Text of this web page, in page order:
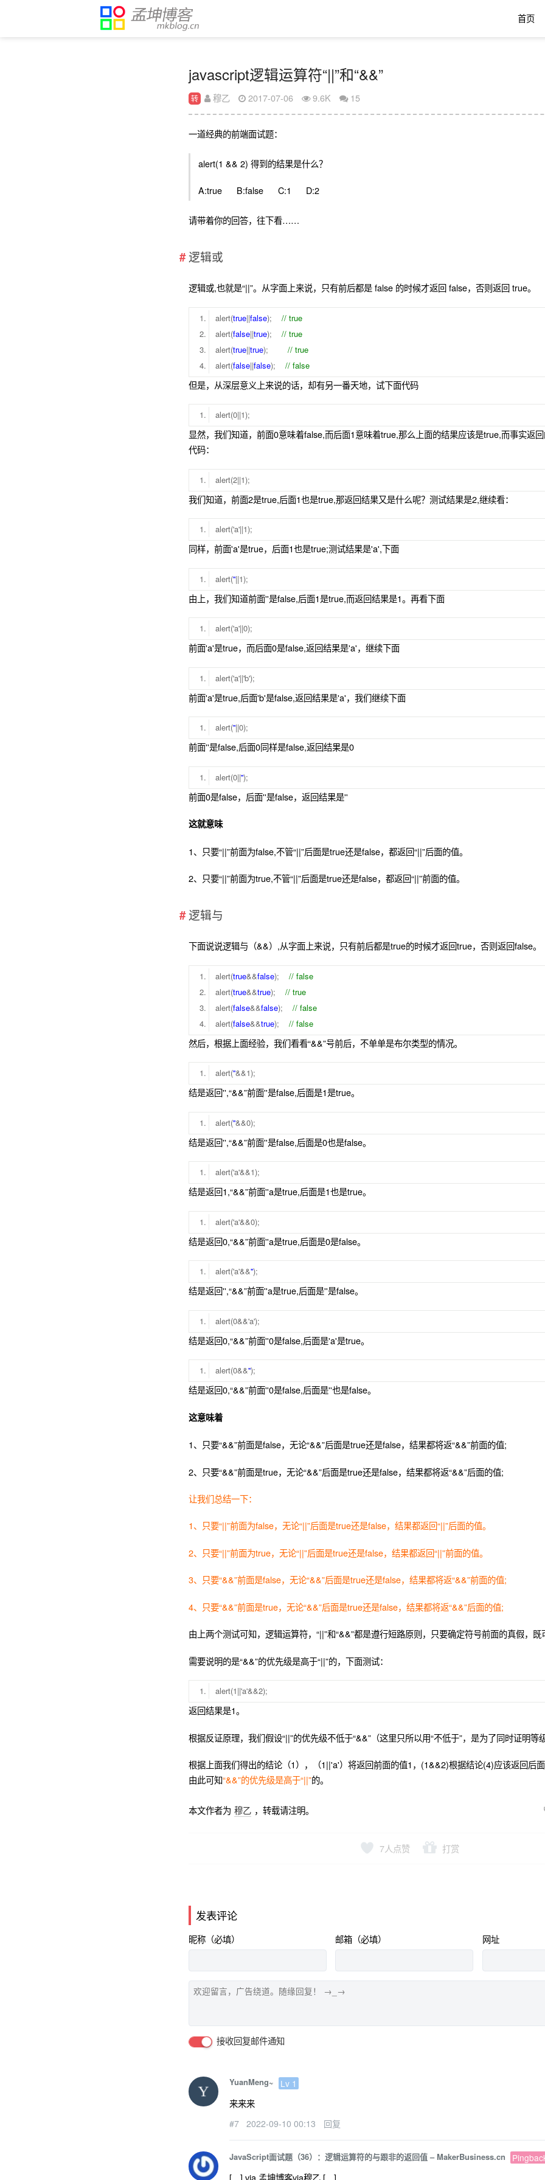
首页
javascript逻辑运算符“||”和“&&”
转 穆乙 2017-07-06 9.6K 15
一道经典的前端面试题：
alert(1 && 2) 得到的结果是什么？
A:true B:false C:1 D:2
请带着你的回答，往下看……
逻辑或
逻辑或,也就是“||”。从字面上来说，只有前后都是 false 的时候才返回 false，否则返回 true。
alert(true||false);// true
alert(false||true);// true
alert(true||true);// true
alert(false||false);// false
但是，从深层意义上来说的话，却有另一番天地，试下面代码
alert(0||1);
显然，我们知道，前面0意味着false,而后面1意味着true,那么上面的结果应该是true,而事实返
代码：
alert(2||1);
我们知道，前面2是true,后面1也是true,那返回结果又是什么呢？测试结果是2,继续看：
alert('a'||1);
同样，前面'a'是true，后面1也是true;测试结果是'a',下面
alert(''||1);
由上，我们知道前面''是false,后面1是true,而返回结果是1。再看下面
alert('a'||0);
前面'a'是true，而后面0是false,返回结果是'a'，继续下面
alert('a'||'b');
前面'a'是true,后面'b'是false,返回结果是'a'，我们继续下面
alert(''||0);
前面''是false,后面0同样是false,返回结果是0
alert(0||'');
前面0是false，后面''是false，返回结果是''
这就意味
1、只要“||”前面为false,不管“||”后面是true还是false，都返回“||”后面的值。
2、只要“||”前面为true,不管“||”后面是true还是false，都返回“||”前面的值。
逻辑与
下面说说逻辑与（&&）,从字面上来说，只有前后都是true的时候才返回true，否则返回false。
alert(true&&false);// false
alert(true&&true);// true
alert(false&&false);// false
alert(false&&true);// false
然后，根据上面经验，我们看看“&&”号前后，不单单是布尔类型的情况。
alert(''&&1);
结是返回'',“&&”前面''是false,后面是1是true。
alert(''&&0);
结是返回'',“&&”前面''是false,后面是0也是false。
alert('a'&&1);
结是返回1,“&&”前面''a是true,后面是1也是true。
alert('a'&&0);
结是返回0,“&&”前面''a是true,后面是0是false。
alert('a'&&'');
结是返回'',“&&”前面''a是true,后面是''是false。
alert(0&&'a');
结是返回0,“&&”前面''0是false,后面是'a'是true。
alert(0&&'');
结是返回0,“&&”前面''0是false,后面是''也是false。
这意味着
1、只要“&&”前面是false，无论“&&”后面是true还是false，结果都将返“&&”前面的值;
2、只要“&&”前面是true，无论“&&”后面是true还是false，结果都将返“&&”后面的值;
让我们总结一下：
1、只要“||”前面为false，无论“||”后面是true还是false，结果都返回“||”后面的值。
2、只要“||”前面为true，无论“||”后面是true还是false，结果都返回“||”前面的值。
3、只要“&&”前面是false，无论“&&”后面是true还是false，结果都将返“&&”前面的值;
4、只要“&&”前面是true，无论“&&”后面是true还是false，结果都将返“&&”后面的值;
由上两个测试可知，逻辑运算符，“||”和“&&”都是遵行短路原则，只要确定符号前面的真假，既
需要说明的是“&&”的优先级是高于“||”的，下面测试：
alert(1||'a'&&2);
返回结果是1。
根据反证原理，我们假设“||”的优先级不低于“&&”（这里只所以用“不低于”，是为了同时证明等
根据上面我们得出的结论（1），（1||'a'）将返回前面的值1，(1&&2)根据结论(4)应该返回后面
由此可知“&&”的优先级是高于“||”的。
本文作者为 穆乙 ，转载请注明。
7人点赞 打赏
发表评论
昵称（必填） 邮箱（必填） 网址
接收回复邮件通知
YuanMeng~ Lv 1
来来来
#7 2022-09-10 00:13 回复
JavaScript面试题（36）：逻辑运算符的与跟非的返回值 – MakerBusiness.cn
[…] via 孟坤博客via穆乙 […]